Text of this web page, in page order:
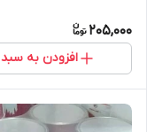
205,000
افزودن به سبد